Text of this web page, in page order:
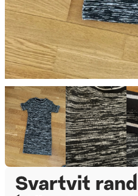
Svartvit